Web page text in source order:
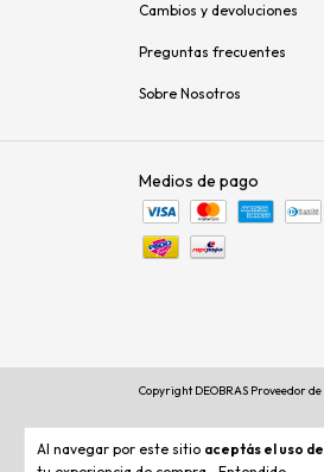
Al navegar por este sitio aceptás el uso
Cambios y devoluciones
Preguntas frecuentes
Sobre Nosotros
Medios de pago
Copyright DEOBRAS Proveedor